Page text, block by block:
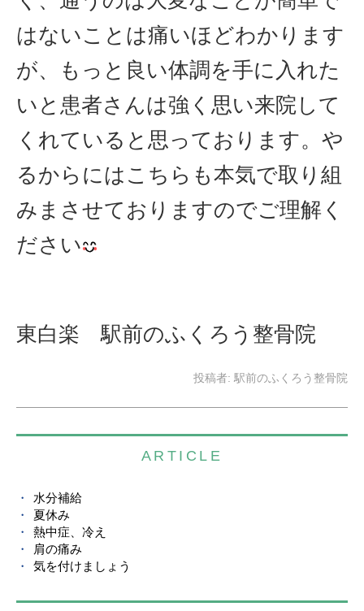
はないことは痛いほどわかります
が、もっと良い体調を手に入れた
いと患者さんは強く思い来院して
くれていると思っております。や
るからにはこちらも本気で取り組
みまさせておりますのでご理解く
ださい
東白楽 駅前のふくろう整骨院
投稿者: 駅前のふくろう整骨院
ARTICLE
水分補給
夏休み
熱中症、冷え
肩の痛み
気を付けましょう